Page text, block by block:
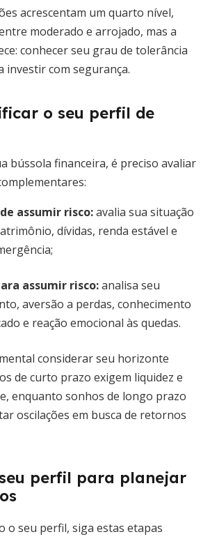
acrescentam um quarto nível,
moderado e arrojado, mas a
conhecer seu grau de tolerância
investir com segurança.
o seu perfil de
bússola financeira, é preciso avaliar
assumir risco:avalia sua situação
dívidas, renda estável e
assumir risco:analisa seu
aversão a perdas, conhecimento
e reação emocional às quedas.
considerar seu horizonte
de curto prazo exigem liquidez e
enquanto sonhos de longo prazo
oscilações em busca de retornos
perfil para planejar
o seu perfil, siga estas etapas